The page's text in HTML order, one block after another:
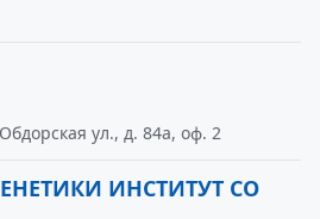
ул., д. 84а, оф. 2
ИНСТИТУТ СО